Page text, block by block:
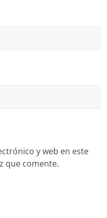
y web en este
que comente.